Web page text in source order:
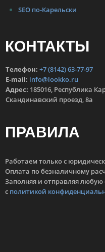
SEO по-Карельски
КОНТАКТЫ
Телефон: +7 (8142) 63-77-97
E-mail: info@lookko.ru
Адрес: 185016, Республика
Скандинавский проезд, 8а
ПРАВИЛА
Работаем только с
Оплата по безналичному
Заполняя и отправляя
с политикой